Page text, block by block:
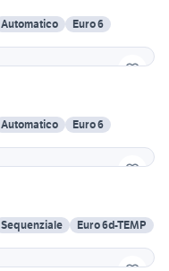
Automatico
Euro 6
Automatico
Euro 6
Sequenziale
Euro 6d-TEMP